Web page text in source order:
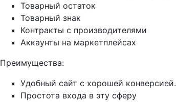
Товарный остаток
Товарный знак
Контракты с производителями
Аккаунты на маркетплейсах
Преимущества:
Удобный сайт с хорошей конверсией.
Простота входа в эту сферу